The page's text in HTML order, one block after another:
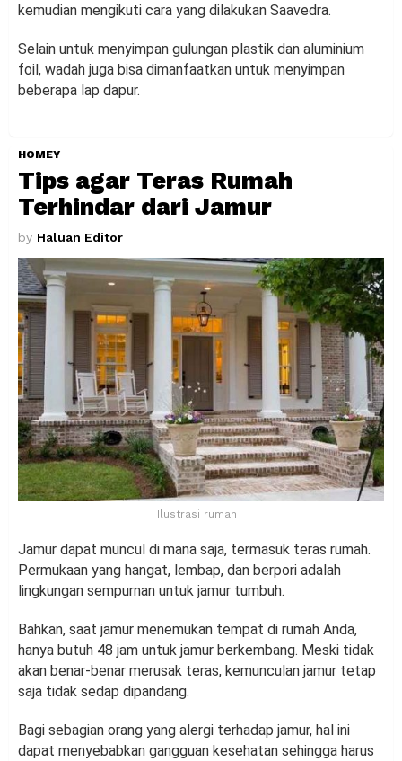
kemudian mengikuti cara yang dilakukan Saavedra.
Selain untuk menyimpan gulungan plastik dan aluminium
foil, wadah juga bisa dimanfaatkan untuk menyimpan
beberapa lap dapur.
HOMEY
Tips agar Teras Rumah
Terhindar dari Jamur
by Haluan Editor
Ilustrasi rumah
Jamur dapat muncul di mana saja, termasuk teras rumah.
Permukaan yang hangat, lembap, dan berpori adalah
lingkungan sempurnan untuk jamur tumbuh.
Bahkan, saat jamur menemukan tempat di rumah Anda,
hanya butuh 48 jam untuk jamur berkembang. Meski tidak
akan benar-benar merusak teras, kemunculan jamur tetap
saja tidak sedap dipandang.
Bagi sebagian orang yang alergi terhadap jamur, hal ini
dapat menyebabkan gangguan kesehatan sehingga harus